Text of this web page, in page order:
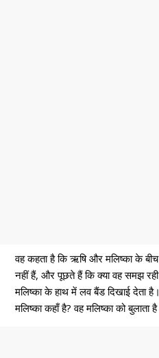
वह कहता है कि ऋषि और मलिष्का के
नहीं हैं, और पूछते हैं कि क्या वह समझ
मलिष्का के हाथ में लव बैंड दिखाई देता
मलिष्का कहाँ है? वह मलिष्का को